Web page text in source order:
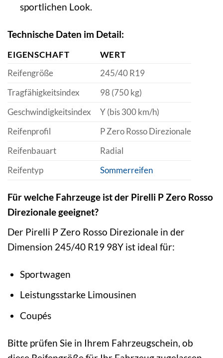
sportlichen Look.
Technische Daten im Detail:
EIGENSCHAFT
WERT
Reifengröße
245/40 R19
Tragfähigkeitsindex
98 (750 kg)
Geschwindigkeitsindex
Y (bis 300 km/h)
Reifenprofil
P Zero Rosso Direzionale
Reifenbauart
Radial
Reifentyp
Sommerreifen
Für welche Fahrzeuge ist der Pirelli P Zero Rosso
Direzionale geeignet?
Der Pirelli P Zero Rosso Direzionale in der
Dimension 245/40 R19 98Y ist ideal für:
Sportwagen
Leistungsstarke Limousinen
Coupés
Bitte prüfen Sie in Ihrem Fahrzeugschein, ob